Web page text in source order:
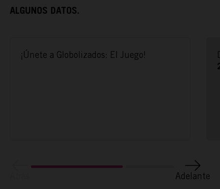
ALGUNOS DATOS.
¡Únete a Globolizados: El Juego!
Adelante